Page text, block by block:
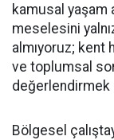
kamusal yaşam
meselesini
almıyoruz; kent
ve toplumsal
değerlendirmek
Bölgesel